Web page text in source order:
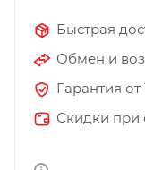
Быстрая
Обмен и
Гарантия от
Скидки при